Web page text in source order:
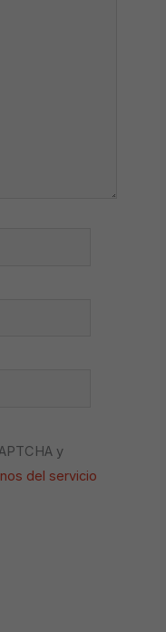
y
del servicio